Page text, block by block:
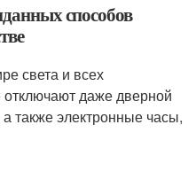
способов
света и всех
даже дверной
а также электронные часы,